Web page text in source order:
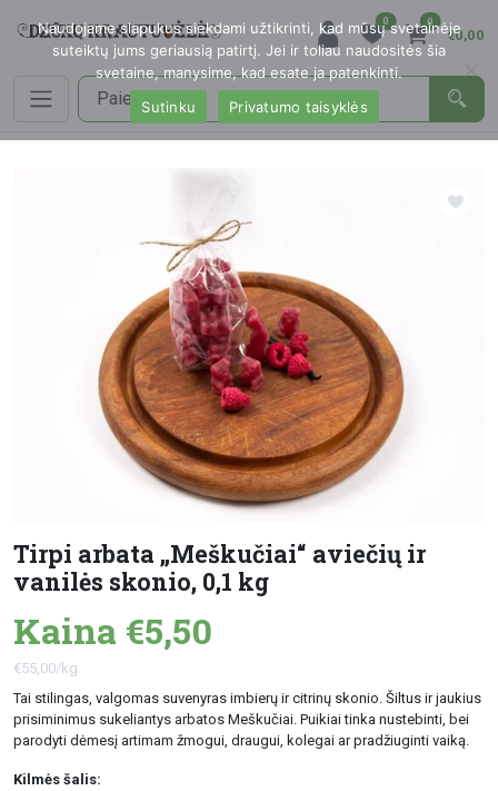
0 0
€0,00
Tirpi arbata „Meškučiai“ aviečių ir
vanilės skonio, 0,1 kg
Kaina €5,50
€55,00/kg
Tai stilingas, valgomas suvenyras imbierų ir citrinų skonio. Šiltus ir jaukius
prisiminimus sukeliantys arbatos Meškučiai. Puikiai tinka nustebinti, bei
parodyti dėmesį artimam žmogui, draugui, kolegai ar pradžiuginti vaiką.
Kilmės šalis:
Naudojame slapukus siekdami užtikrinti, kad mūsų svetainėje
suteiktų jums geriausią patirtį. Jei ir toliau naudositės šia
svetaine, manysime, kad esate ja patenkinti.
Sutinku
Privatumo taisyklės